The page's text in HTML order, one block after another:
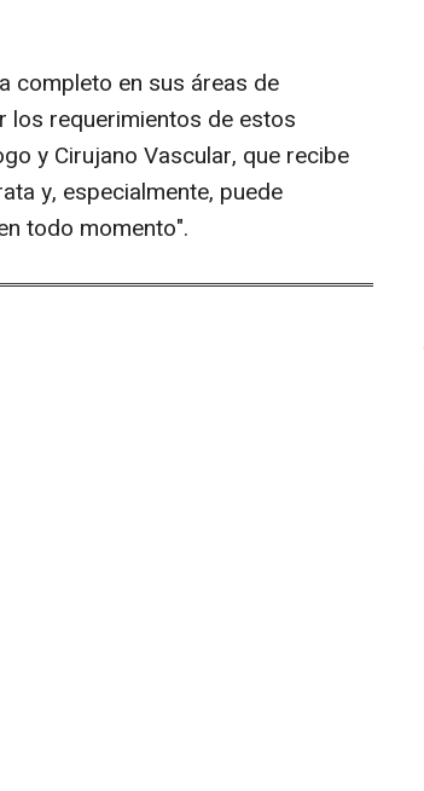
completo en sus áreas de
los requerimientos de estos
y Cirujano Vascular, que recibe
y, especialmente, puede
todo momento".